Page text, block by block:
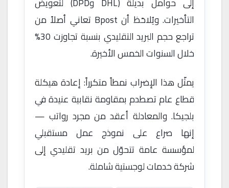
التأخيرات. ويُلاحَظ أن Bpost تعاني أصلاً من
تراجع حجم البريد التقليدي بنسبة تجاوزت 30%
خلال السنوات الخمس الأخيرة.
يمثّل هذا الإضراب نمطاً متكرراً: إعادة هيكلة
قطاع عام تصطدم بمقاومة نقابية عنيدة في
بلجيكا. والمعادلة أعقد من مجرد رواتب —
إنها صراع على نموذج عمل مستقبلي
لمؤسسة عامة تتحوّل من بريد تقليدي إلى
شركة خدمات لوجستية شاملة.